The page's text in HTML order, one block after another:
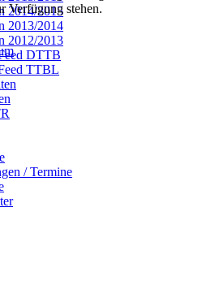
2014/2015
2013/2014
2012/2013
DTTB
TTBL
/ Termine
Verfügung stehen.